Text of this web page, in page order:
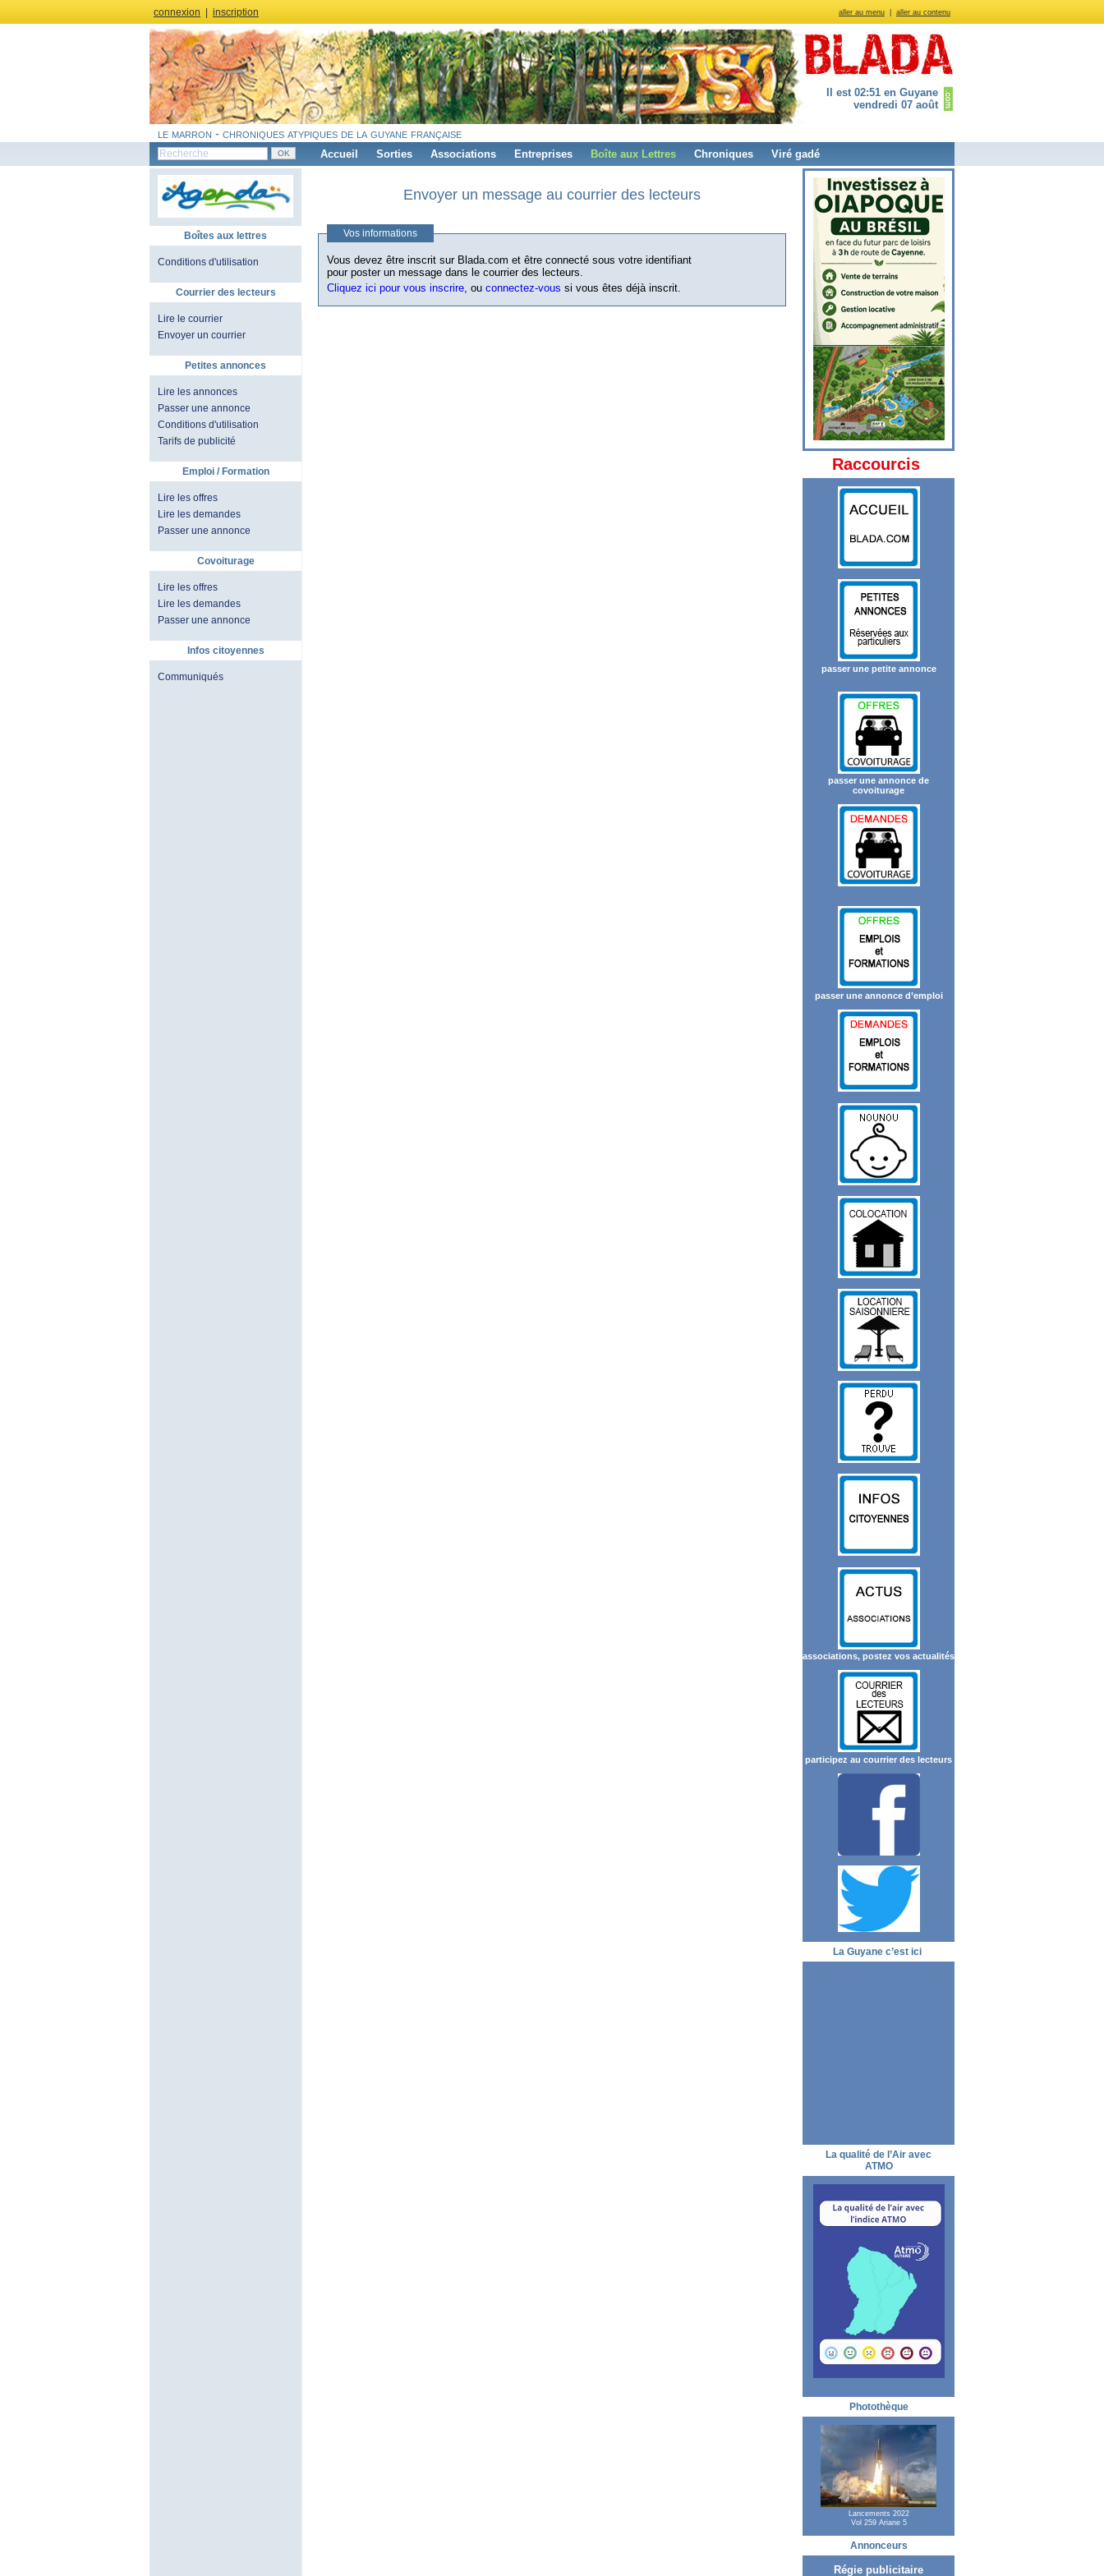
aller au menu aller au contenu
connexion inscription
Il est 02:51 en Guyane
vendredi 07 août
le marron - chroniques atypiques de la guyane française
Accueil Sorties Associations Entreprises Boîte aux Lettres Chroniques Viré gadé
Boîtes aux lettres
Conditions d'utilisation
Courrier des lecteurs
Lire le courrier
Envoyer un courrier
Petites annonces
Lire les annonces
Passer une annonce
Conditions d'utilisation
Tarifs de publicité
Emploi / Formation
Lire les offres
Lire les demandes
Passer une annonce
Covoiturage
Lire les offres
Lire les demandes
Passer une annonce
Infos citoyennes
Communiqués
Envoyer un message au courrier des lecteurs
Vos informations
Vous devez être inscrit sur Blada.com et être connecté sous votre identifiant
pour poster un message dans le courrier des lecteurs.
Cliquez ici pour vous inscrire, ou connectez-vous si vous êtes déjà inscrit.
Raccourcis
passer une petite annonce
passer une annonce de
covoiturage
passer une annonce d’emploi
associations, postez vos actualités
participez au courrier des lecteurs
La Guyane c’est ici
La qualité de l’Air avec
ATMO
Photothèque
Lancements 2022
Vol 259 Ariane 5
Annonceurs
Régie publicitaire